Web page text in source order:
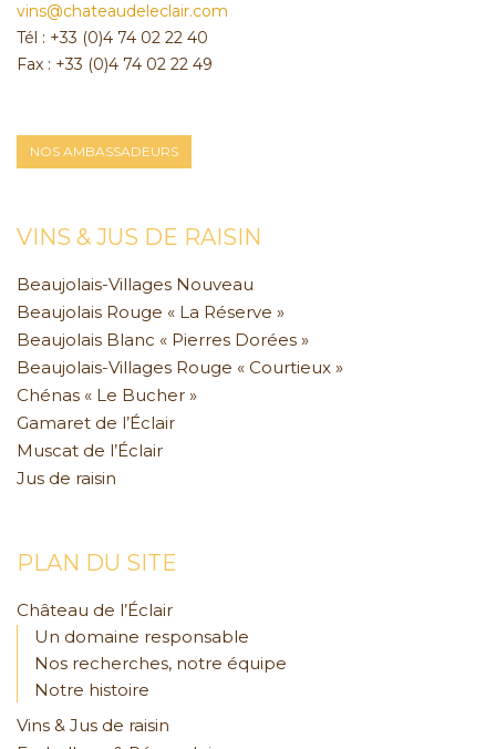
vins@chateaudeleclair.com
Tél : +33 (0)4 74 02 22 40
Fax : +33 (0)4 74 02 22 49
NOS AMBASSADEURS
VINS & JUS DE RAISIN
Beaujolais-Villages Nouveau
Beaujolais Rouge « La Réserve »
Beaujolais Blanc « Pierres Dorées »
Beaujolais-Villages Rouge « Courtieux »
Chénas « Le Bucher »
Gamaret de l’Éclair
Muscat de l’Éclair
Jus de raisin
PLAN DU SITE
Château de l’Éclair
Un domaine responsable
Nos recherches, notre équipe
Notre histoire
Vins & Jus de raisin